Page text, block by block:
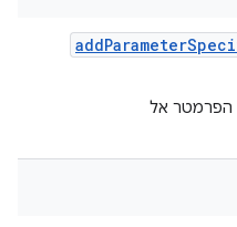
addParameter
הפרמטר אל